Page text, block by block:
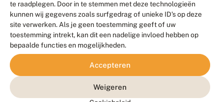
te raadplegen. Door in te stemmen met deze technologieën
kunnen wij gegevens zoals surfgedrag of unieke ID's op deze
site verwerken. Als je geen toestemming geeft of uw
toestemming intrekt, kan dit een nadelige invloed hebben op
bepaalde functies en mogelijkheden.
Accepteren
Weigeren
groeves
wordt
aangetroffen
hopsnuituil
Hypena